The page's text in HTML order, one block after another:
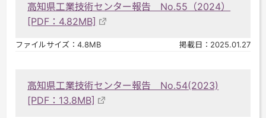
高知県工業技術センター報告 No.55（2024）
[PDF：4.82MB]
ファイルサイズ：4.8MB 掲載日：2025.01.27
高知県工業技術センター報告 No.54(2023)
[PDF：13.8MB]